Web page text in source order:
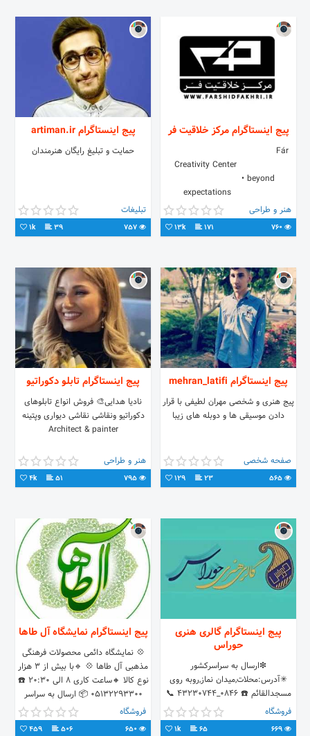
پیج اینستاگرام مركز خلاقيت فر
⠀⠀⠀⠀⠀⠀⠀ ⠀⠀⠀⠀⠀ ⠀⠀⠀⠀ Fár
Creativity Center ⠀⠀⠀⠀⠀⠀⠀
⠀⠀⠀⠀⠀⠀⠀⠀⠀ • beyond
expectations ⠀⠀⠀ ⠀⠀⠀
⠀⠀⠀⠀⠀⠀⠀⠀ ⠀⠀
⠀@farshid.fakhri •03191003370
•09193737100
هنر و طراحی
171
13k
پیج اینستاگرام artiman.ir
حمایت و تبلیغ رایگان هنرمندان
تبلیغات
39
1k
پیج اینستاگرام mehran_latifi
پیج هنری و شخصی مهران لطیفی با قرار
دادن موسیقی ها و دوبله های زیبا
صفحه شخصی
23
129
پیج اینستاگرام تابلو دکوراتیو
نادیا هدایی🎨 فروش انواع تابلوهای
دکوراتیو ونقاشی نقاشی دیواری وپتینه
Architect & painter
هنر و طراحی
51
4k
پیج اینستاگرام گالری هنری
حوراس
❇ارسال به سراسرکشور
✳آدرس:محلات,میدان نماز,روبه روی
مسجدالقائم ☎️ 0846_43230744 📞
0991 871 8747 📞0912 846 0118
فروشگاه
65
1k
پیج اینستاگرام نمایشگاه آل طاها
💠 نمایشگاه دائمی محصولات فرهنگی
مذهبی آل طاها 💠 🔹با بیش از ۳ هزار
نوع کالا 🔸ساعت کاری ۸ الی ۲۰:۳۰ ☎️
05132293300 📦 ارسال به سراسر
کشور
فروشگاه
506
459